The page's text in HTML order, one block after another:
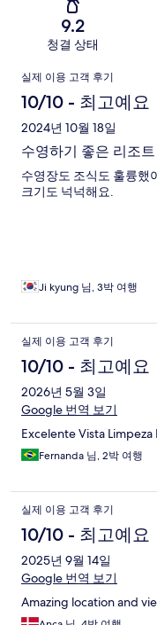
9.2
청결 상태
이
용
후
기
실제 이용 고객 후기
10/10 - 최고예요
2024년 10월 18일
수영하기 좋은 리조트
수영장도 조식도 훌륭했
크기도 넉넉해요.
Ji kyung 님, 3박 여행
실제 이용 고객 후기
10/10 - 최고예요
2026년 5월 3일
Google 번역 보기
Excelente Vista Limpeza
Fernanda 님, 2박 여행
실제 이용 고객 후기
10/10 - 최고예요
2025년 9월 14일
Google 번역 보기
Amazing location and